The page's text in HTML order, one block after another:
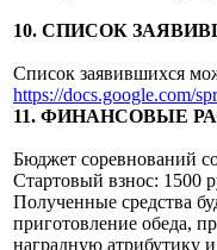
10. СПИСОК
Список заявившихся
https://docs.google.com/
11. ФИНАНСОВЫЕ
Бюджет соревнований
Стартовый взнос: 1500
Полученные средства
приготовление обеда,
наградную атрибутику